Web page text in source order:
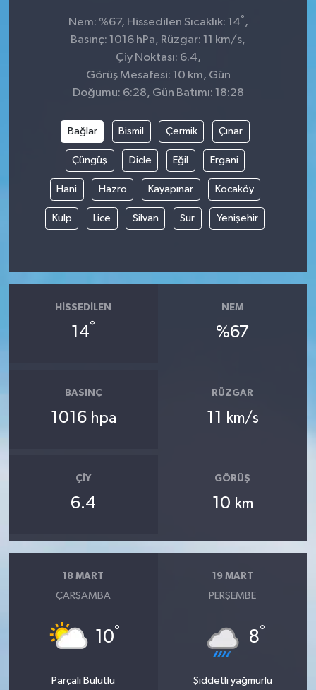
Nem: %67, Hissedilen Sıcaklık: 14° ,
Basınç: 1016 hPa, Rüzgar: 11 km/s,
Çiy Noktası: 6.4,
Görüş Mesafesi: 10 km, Gün
Doğumu: 6:28, Gün Batımı: 18:28
Bağlar Bismil Çermik Çınar
Çüngüş Dicle Eğil Ergani
Hani Hazro Kayapınar Kocaköy
Kulp Lice Silvan Sur Yenişehir
HISSEDILEN
14°
NEM
%67
BASINÇ
1016 hpa
RÜZGAR
11 km/s
ÇIY
6.4
GÖRÜŞ
10 km
18 MART
ÇARŞAMBA
10°
Parçalı Bulutlu
19 MART
PERŞEMBE
8°
Şiddetli yağmurlu